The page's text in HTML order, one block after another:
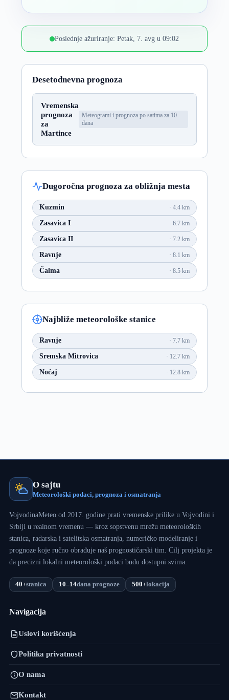
Poslednje ažuriranje: Petak, 7. avg u 09:02
Desetodnevna prognoza
Vremenska
prognoza
za
Martince
Meteogrami i prognoza po satima za 10
dana
Dugoročna prognoza za obližnja mesta
Kuzmin 4.4 km
Zasavica I 6.7 km
Zasavica II 7.2 km
Ravnje 8.1 km
Čalma 8.5 km
Najbliže meteorološke stanice
Ravnje 7.7 km
Sremska Mitrovica 12.7 km
Noćaj 12.8 km
O sajtu
Meteorološki podaci, prognoza i osmatranja
VojvodinaMeteo od 2017. godine prati vremenske prilike u Vojvodini i
Srbiji u realnom vremenu — kroz sopstvenu mrežu meteoroloških
stanica, radarska i satelitska osmatranja, numeričko modeliranje i
prognoze koje ručno obrađuje naš prognostičarski tim. Cilj projekta je
da precizni lokalni meteorološki podaci budu dostupni svima.
40+stanica 10–14dana prognoze 500+lokacija
Navigacija
Uslovi korišćenja
Politika privatnosti
O nama
Kontakt